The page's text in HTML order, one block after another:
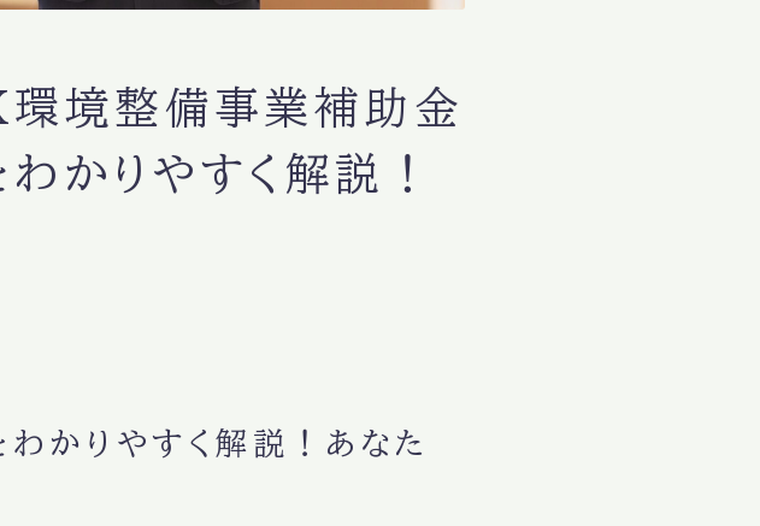
境整備事業補助金
かりやすく解説！
かりやすく解説！あなた